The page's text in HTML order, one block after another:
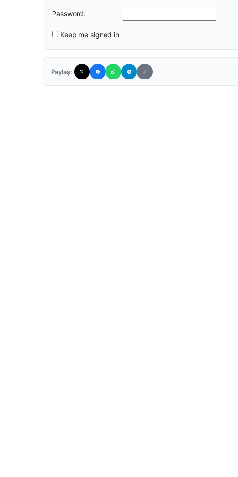
Password:
Keep me signed in
Paylaş: